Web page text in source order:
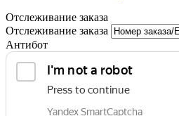
Отслеживание заказа
Отслеживание заказа
Антибот